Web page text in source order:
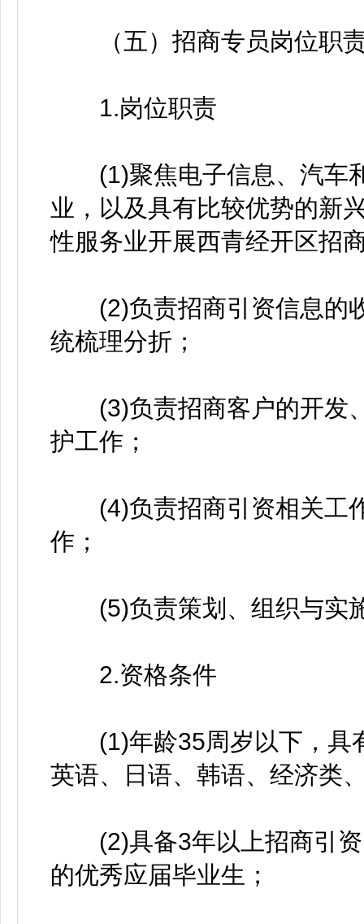
（五）招商专员岗位职
1.岗位职责
(1)聚焦电子信息、汽车
业，以及具有比较优势的新
性服务业开展西青经开区招
(2)负责招商引资信息的
统梳理分折；
(3)负责招商客户的开发
护工作；
(4)负责招商引资相关工
作；
(5)负责策划、组织与实
2.资格条件
(1)年龄35周岁以下，具
英语、日语、韩语、经济类
(2)具备3年以上招商引资
的优秀应届毕业生；